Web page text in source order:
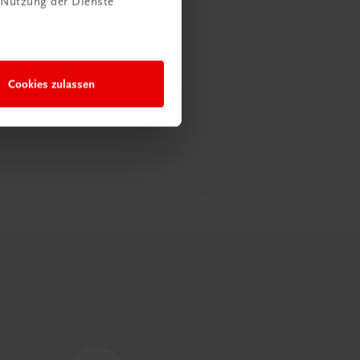
Cookies zulassen